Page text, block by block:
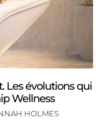
Les évolutions qui
Wellness
HOLMES